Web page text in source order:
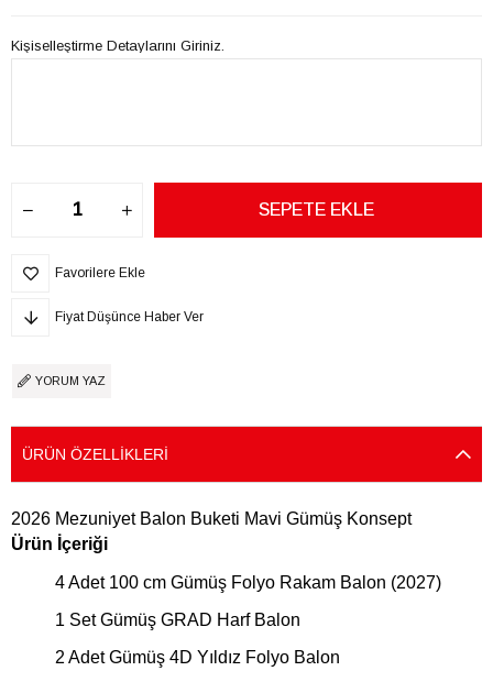
Kişiselleştirme Detaylarını Giriniz.
Favorilere Ekle
Fiyat Düşünce Haber Ver
YORUM YAZ
ÜRÜN ÖZELLIKLERI
2026 Mezuniyet Balon Buketi Mavi Gümüş Konsept
Ürün İçeriği
4 Adet 100 cm Gümüş Folyo Rakam Balon (2027)
1 Set Gümüş GRAD Harf Balon
2 Adet Gümüş 4D Yıldız Folyo Balon